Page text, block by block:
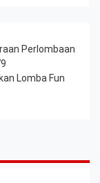
Perlombaan
Lomba Fun